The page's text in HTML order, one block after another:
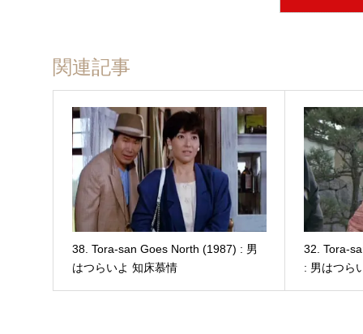
関連記事
38. Tora-san Goes North (1987) : 男
はつらいよ 知床慕情
32. Tora-
: 男はつら